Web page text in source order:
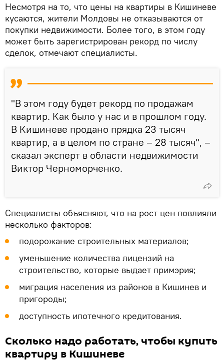
Несмотря на то, что цены на квартиры в Кишиневе
кусаются, жители Молдовы не отказываются от
покупки недвижимости. Более того, в этом году
может быть зарегистрирован рекорд по числу
сделок, отмечают специалисты.
"В этом году будет рекорд по продажам
квартир. Как было у нас и в прошлом году.
В Кишиневе продано прядка 23 тысяч
квартир, а в целом по стране – 28 тысяч", –
сказал эксперт в области недвижимости
Виктор Черноморченко.
Специалисты объясняют, что на рост цен повлияли
несколько факторов:
подорожание строительных материалов;
уменьшение количества лицензий на
строительство, которые выдает примэрия;
миграция населения из районов в Кишинев и
пригороды;
доступность ипотечного кредитования.
Сколько надо работать, чтобы купить
квартиру в Кишиневе